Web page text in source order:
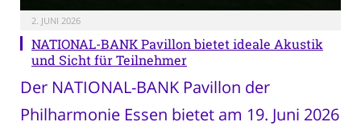
2. JUNI 2026
NATIONAL-BANK Pavillon bietet ideale Akustik
und Sicht für Teilnehmer
Der NATIONAL-BANK Pavillon der
Philharmonie Essen bietet am 19. Juni 2026